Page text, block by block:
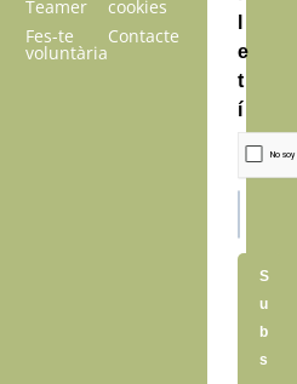
Teamer
Fes-te
voluntària
cookies
Contacte
e
t
í
S
u
b
s